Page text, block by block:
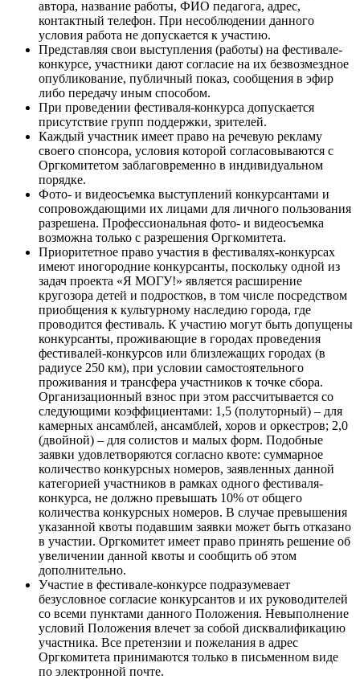
автора, название работы, ФИО педагога, адрес,
контактный телефон. При несоблюдении данного
условия работа не допускается к участию.
Представляя свои выступления (работы) на фестивале-
конкурсе, участники дают согласие на их безвозмездное
опубликование, публичный показ, сообщения в эфир
либо передачу иным способом.
При проведении фестиваля-конкурса допускается
присутствие групп поддержки, зрителей.
Каждый участник имеет право на речевую рекламу
своего спонсора, условия которой согласовываются с
Оргкомитетом заблаговременно в индивидуальном
порядке.
Фото- и видеосъемка выступлений конкурсантами и
сопровождающими их лицами для личного пользования
разрешена. Профессиональная фото- и видеосъемка
возможна только с разрешения Оргкомитета.
Приоритетное право участия в фестивалях-конкурсах
имеют иногородние конкурсанты, поскольку одной из
задач проекта «Я МОГУ!» является расширение
кругозора детей и подростков, в том числе посредством
приобщения к культурному наследию города, где
проводится фестиваль. К участию могут быть допущены
конкурсанты, проживающие в городах проведения
фестивалей-конкурсов или близлежащих городах (в
радиусе 250 км), при условии самостоятельного
проживания и трансфера участников к точке сбора.
Организационный взнос при этом рассчитывается со
следующими коэффициентами: 1,5 (полуторный) – для
камерных ансамблей, ансамблей, хоров и оркестров; 2,0
(двойной) – для солистов и малых форм. Подобные
заявки удовлетворяются согласно квоте: суммарное
количество конкурсных номеров, заявленных данной
категорией участников в рамках одного фестиваля-
конкурса, не должно превышать 10% от общего
количества конкурсных номеров. В случае превышения
указанной квоты подавшим заявки может быть отказано
в участии. Оргкомитет имеет право принять решение об
увеличении данной квоты и сообщить об этом
дополнительно.
Участие в фестивале-конкурсе подразумевает
безусловное согласие конкурсантов и их руководителей
со всеми пунктами данного Положения. Невыполнение
условий Положения влечет за собой дисквалификацию
участника. Все претензии и пожелания в адрес
Оргкомитета принимаются только в письменном виде
по электронной почте.